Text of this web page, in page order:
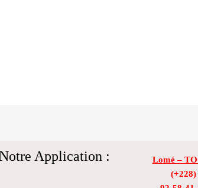
Application : Lomé –
(+228)